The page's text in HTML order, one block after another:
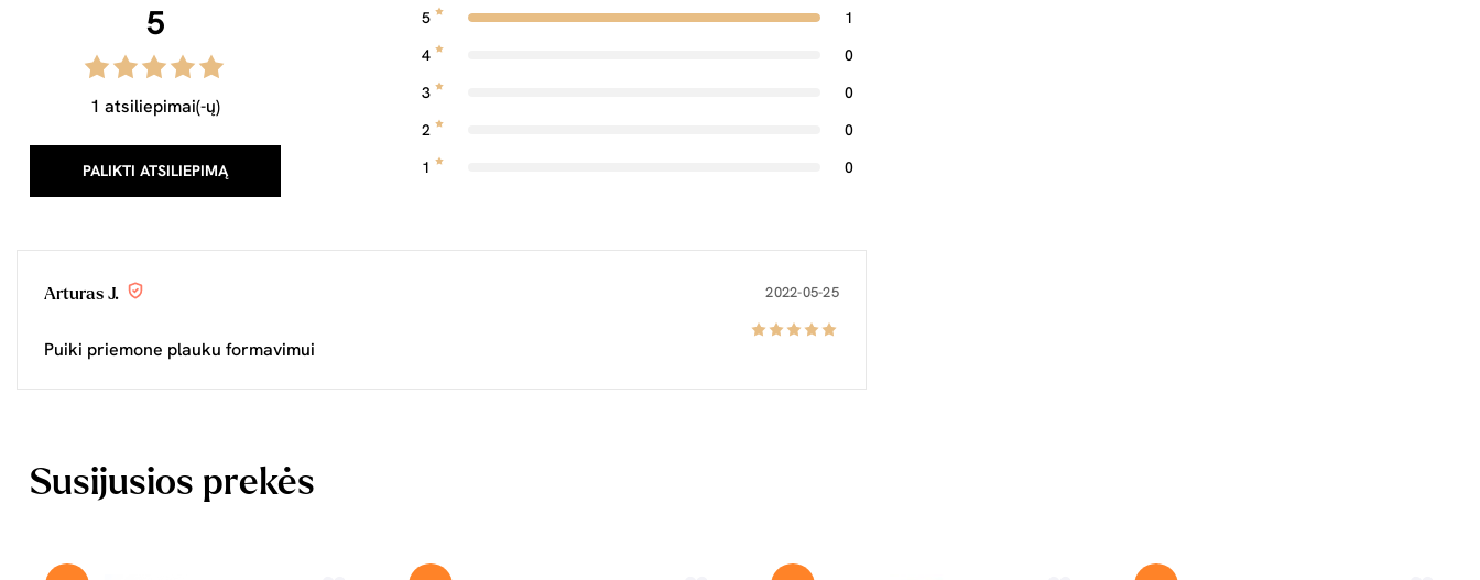
5
1 atsiliepimai(-ų)
PALIKTI ATSILIEPIMĄ
5
1
4
0
3
0
2
0
1
0
Arturas J. 2022-05-25
Puiki priemone plauku formavimui
Susijusios prekės